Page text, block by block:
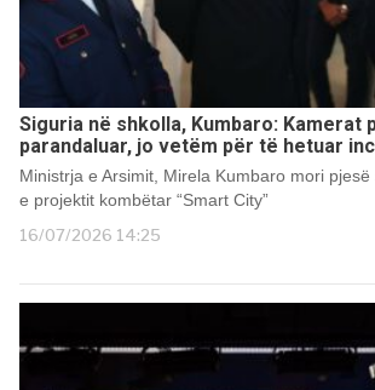
Siguria në shkolla, Kumbaro: Kamerat
parandaluar, jo vetëm për të hetuar
Ministrja e Arsimit, Mirela Kumbaro mori
e projektit kombëtar “Smart City”
16/07/2026 14:25